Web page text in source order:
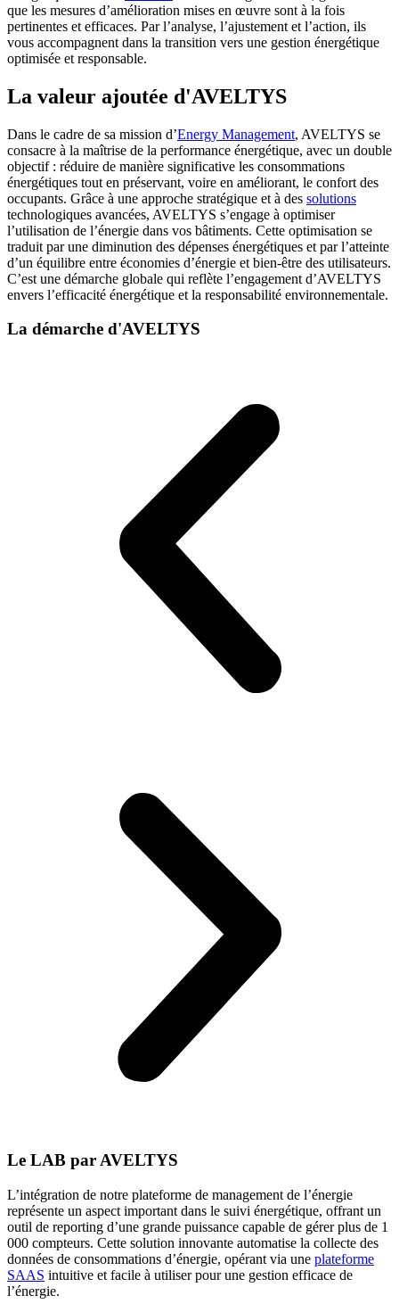
que les mesures d’amélioration mises en œuvre sont à la fois
pertinentes et efficaces. Par l’analyse, l’ajustement et l’action, ils
vous accompagnent dans la transition vers une gestion énergétique
optimisée et responsable.
La valeur ajoutée d'AVELTYS
Dans le cadre de sa mission d’Energy Management, AVELTYS se
consacre à la maîtrise de la performance énergétique, avec un double
objectif : réduire de manière significative les consommations
énergétiques tout en préservant, voire en améliorant, le confort des
occupants. Grâce à une approche stratégique et à des solutions
technologiques avancées, AVELTYS s’engage à optimiser
l’utilisation de l’énergie dans vos bâtiments. Cette optimisation se
traduit par une diminution des dépenses énergétiques et par l’atteinte
d’un équilibre entre économies d’énergie et bien-être des utilisateurs.
C’est une démarche globale qui reflète l’engagement d’AVELTYS
envers l’efficacité énergétique et la responsabilité environnementale.
La démarche d'AVELTYS
Le LAB par AVELTYS
L’intégration de notre plateforme de management de l’énergie
représente un aspect important dans le suivi énergétique, offrant un
outil de reporting d’une grande puissance capable de gérer plus de 1
000 compteurs. Cette solution innovante automatise la collecte des
données de consommations d’énergie, opérant via une plateforme
SAAS intuitive et facile à utiliser pour une gestion efficace de
l’énergie.